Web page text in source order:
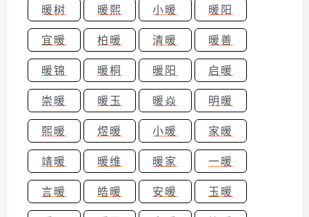
暖树
暖熙 小暖
暖阳
宜暖
柏暖 清暖
暖善
暖锦
暖桐 暖阳
启暖
崇暖
暖玉 暖焱
明暖
熙暖
煜暖 小暖
家暖
靖暖
暖维 暖家
一暖
言暖
皓暖 安暖
玉暖